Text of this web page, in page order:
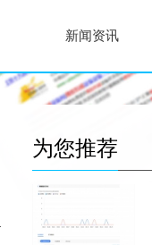
新闻资讯
为您推荐